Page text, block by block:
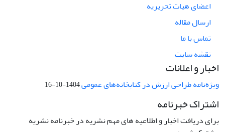
اعضای هیات تحریریه
ارسال مقاله
تماس با ما
نقشه سایت
اخبار و اعلانات
ویژه‌نامه طراحی ارزش در کتابخانه‌های عمومی1404-10-16
اشتراک خبرنامه
برای دریافت اخبار و اطلاعیه های مهم نشریه در خبرنامه نشریه